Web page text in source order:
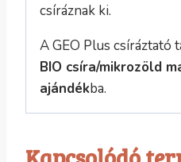
csíráznak ki.
A GEO Plus csíráztató
BIO csíra/mikrozöld
ajándékba.